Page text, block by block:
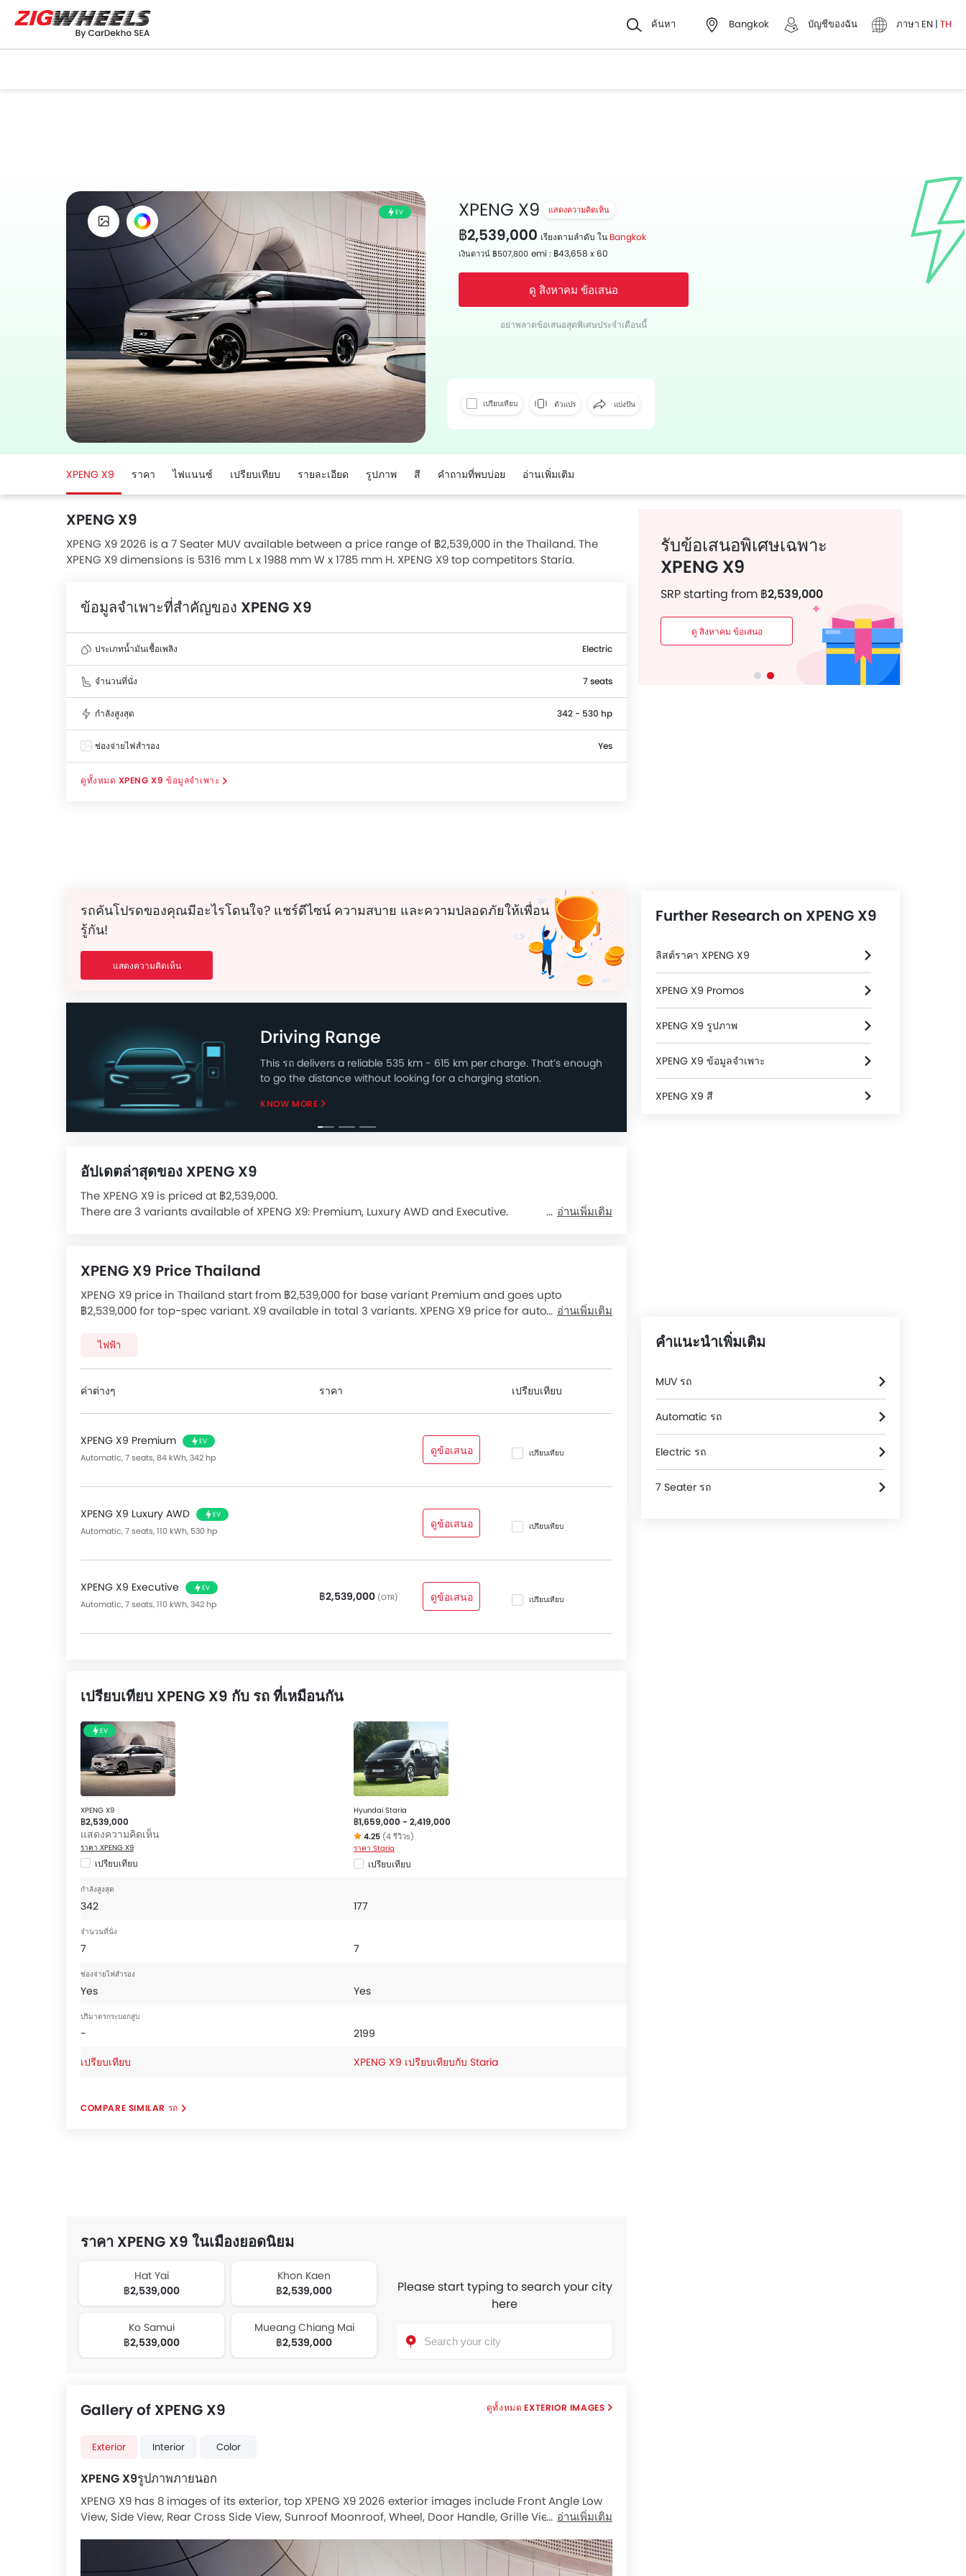
ค้นหา Bangkok บัญชีของฉัน ภาษา EN | TH
EV XPENG X9 แสดงความคิดเห็น
฿2,539,000 เรียงตามลำดับ ใน Bangkok
เงินดาวน์ ฿507,800 emi : ฿43,658 x 60
ดู สิงหาคม ข้อเสนอ
อย่าพลาดข้อเสนอสุดพิเศษประจำเดือนนี้
เปรียบเทียบ ตัวแปร แบ่งปัน
XPENG X9 ราคา ไฟแนนซ์ เปรียบเทียบ รายละเอียด รูปภาพ สี คำถามที่พบบ่อย อ่านเพิ่มเติม
XPENG X9
XPENG X9 2026 is a 7 Seater MUV available between a price range of ฿2,539,000 in the Thailand. The
XPENG X9 dimensions is 5316 mm L x 1988 mm W x 1785 mm H. XPENG X9 top competitors Staria.
ข้อมูลจำเพาะที่สำคัญของ XPENG X9
ประเภทน้ำมันเชื้อเพลิง Electric
จำนวนที่นั่ง 7 seats
กำลังสูงสุด 342 - 530 hp
ช่องจ่ายไฟสำรอง Yes
XPENG X9 ข้อมูลจำเพาะ
รถคันโปรดของคุณมีอะไรโดนใจ? แชร์ดีไซน์ ความสบาย และความปลอดภัยให้เพื่อน
รู้กัน!
แสดงความคิดเห็น
Driving Range
This รถ delivers a reliable 535 km - 615 km per charge. That’s enough
to go the distance without looking for a charging station.
KNOW MORE
อัปเดตล่าสุดของ XPENG X9
The XPENG X9 is priced at ฿2,539,000.
There are 3 variants available of XPENG X9: Premium, Luxury AWD and Executive.
Features for Comfort & Convenience include ระบบควบคุมประตูแบบอัจฉริยะ, ระบบปรับอากาศ, กระจก
ไฟฟ้าด้านหน้า, กระจกไฟฟ้าประตูหลัง, ระบบปรับอากาศอัตโนมัติ, ระบบกรองอากาศในห้องโดยสาร, ระบบทำความ
ร้อน, ช่องปรับอากาศตอนหลัง, กล่องเก็บความเย็น, ระบบสตาร์ทเครื่องยนต์แบบอัจฉริยะ, เบาะนั่งปรับระดับได้, พนัก
พิงด้านคนขับปรับ สูง / ต่ำ, ระบบทำความร้อนสำหรับเบาะหน้า, ระบบทำความร้อนสำหรับเบาะหลัง, กระจกมองข้าง
พับไฟฟ้า, ระบบ เปิด / ปิด ไฟหน้าอัตโนมัติ, ระบบปิดไฟหน้าอัตโนมัติ, ช่องจ่ายไฟสำรอง, พวงมาลัยไฟฟ้า, สวิตช์
ระดับน้ำมันเชื้อเพลิงต่ำ, ไฟส่องสว่างภายในห้องโดยสาร, ที่รองศีรษะผู้โดยสารตอนหลัง, ที่พักแขนตรงกลางเบาะหลัง,
ที่วางแก้วน้ำด้านหน้า, ที่วางแก้วน้ำด้านหลัง, ระบบปรับดันหลัง, ที่วางขวดน้ำ, ไฟส่องสว่างห้องสัมภาระท้าย, แผงบัง
แดดพร้อมกระจกแต่งหน้า and ที่พักแขนคอนโซลกลาง.
Features for Entertainment & communication include ระบบสั่งการด้วยเสียง, ระบบเครื่องเสียงวิทยุ FM/AM,
ระบบนำทาง, การเชื่อมต่อบลูทูธ, ช่องเชื่อมต่อ USB และ/หรือ AUX, ลำโพงด้านหน้า and ลำโพงด้านหลัง.
The interior features include หน้าปัดบอกระยะทางแบบมัลติทริป, เบาะหนัง, พวงมาลัยหุ้มหนัง, นาฬิกาแบบ
If we talk about the exterior features then it include ระบบปรับไฟหน้า สูง / ต่ำ, กระจกมองข้างปรับไฟฟ้า,
ระบบปัดน้ำฝนอัตโนมัติ, ระบบไล่ฝ้ากระจกหลัง, ล้ออัลลอย, หลังคาดวงจันทร์, กระจกมองข้างพร้อมไฟเลี้ยวในตัว and
The safety features of the Model includes the ระบบป้องกันการลื่นไถลของรถ, ไฟเตือนสถานะเครื่องยนต์,
ข้างผู้โดยสารด้านหลัง, ล็อกประตูป้องกันเด็ก, ระบบป้องกันล้อล็อก, ระบบเสริมแรงเบรก, ระบบกระจายแรงเบรก, ระบบ
ช่วยควบคุมการทรงตัวขณะเข้าโค้ง, เข็มขัดนิรภัยสำหรับผู้โดยสารตอนหลัง, เสียงเตือนคาดเข็มขัดนิรภัย, กระจกมอง
ตรวจจับการชน, คานเหล็กด้านหน้ารถ, คานเหล็กด้านข้างรถ, ไฟเตือนประตู และฝากระโปรงท้าย and ระบบล็อกรถ
อ่านเพิ่มเติม
XPENG X9 Price Thailand
XPENG X9 price in Thailand start from ฿2,539,000 for base variant Premium and goes upto
฿2,539,000 for top-spec variant. X9 available in total 3 variants. XPENG X9 price for automatic
promos available.
อ่านเพิ่มเติม
ไฟฟ้า
ค่าต่างๆ ราคา เปรียบเทียบ
XPENG X9 Premium EV
Automatic, 7 seats, 84 kWh, 342 hp ดูข้อเสนอ เปรียบเทียบ
XPENG X9 Luxury AWD EV
Automatic, 7 seats, 110 kWh, 530 hp ดูข้อเสนอ เปรียบเทียบ
XPENG X9 Executive EV
Automatic, 7 seats, 110 kWh, 342 hp
฿2,539,000 (OTR) ดูข้อเสนอ เปรียบเทียบ
เปรียบเทียบ XPENG X9 กับ รถ ที่เหมือนกัน
EV
XPENG X9
฿2,539,000
แสดงความคิดเห็น
ราคา XPENG X9
เปรียบเทียบ
Hyundai Staria
฿1,659,000 - 2,419,000
4.25 (4 รีวิวs)
ราคา Staria
เปรียบเทียบ
กำลังสูงสุด
342 177
จำนวนที่นั่ง
7 7
ช่องจ่ายไฟสำรอง
Yes Yes
ปริมาตรกระบอกสูบ
-
2199
เปรียบเทียบ
XPENG X9 เปรียบเทียบกับ Staria
COMPARE SIMILAR รถ
ราคา XPENG X9 ในเมืองยอดนิยม
Hat Yai
฿2,539,000
Khon Kaen
฿2,539,000
Ko Samui
฿2,539,000
Mueang Chiang Mai
฿2,539,000
Please start typing to search your city
here
Gallery of XPENG X9
Exterior Interior Color
XPENG X9รูปภาพภายนอก
EXTERIOR IMAGES
XPENG X9 has 8 images of its exterior, top XPENG X9 2026 exterior images include Front Angle Low
View, Side View, Rear Cross Side View, Sunroof Moonroof, Wheel, Door Handle, Grille View, Drivers
อ่านเพิ่มเติม
รับข้อเสนอพิเศษเฉพาะ
XPENG X9
SRP starting from ฿2,539,000
ดู สิงหาคม ข้อเสนอ
Further Research on XPENG X9
ลิสต์ราคา XPENG X9
XPENG X9 Promos
XPENG X9 รูปภาพ
XPENG X9 ข้อมูลจำเพาะ
XPENG X9 สี
คำแนะนำเพิ่มเติม
MUV รถ
Automatic รถ
Electric รถ
7 Seater รถ